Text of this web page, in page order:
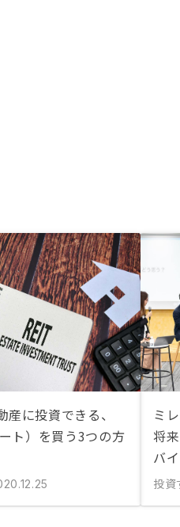
産に投資できる、
ト）を買う3つの方
ミ
将
バ
投資